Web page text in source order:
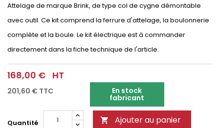
Attelage de marque Brink, de type col de cygne démontable
avec outil. Ce kit comprend la ferrure d'attelage, la boulonnerie
complète et la boule. Le kit électrique est à commander
directement dans la fiche technique de l'article.
168,00 € HT
201,60 € TTC En stock
fabricant
Quantité  Ajouter au panier